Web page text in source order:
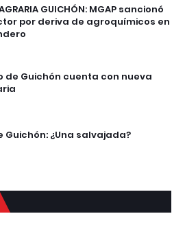
AGRARIA GUICHÓN: MGAP sancionó
por deriva de agroquímicos en
de Guichón cuenta con nueva
Guichón: ¿Una salvajada?